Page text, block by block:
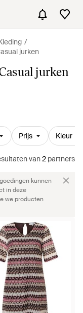
jurken
jurken
Prijs Kleur
van2 partners
kunnen
in deze
we producten